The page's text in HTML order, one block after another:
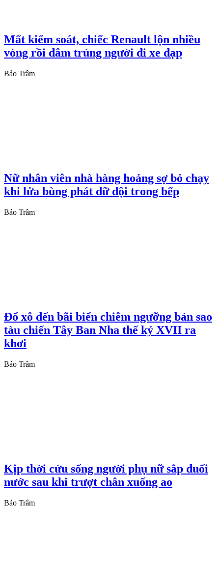
Mất kiểm soát, chiếc Renault lộn nhiều
vòng rồi đâm trúng người đi xe đạp
Bảo Trâm
Nữ nhân viên nhà hàng hoảng sợ bỏ chạy
khi lửa bùng phát dữ dội trong bếp
Bảo Trâm
Đổ xô đến bãi biển chiêm ngưỡng bản sao
tàu chiến Tây Ban Nha thế kỷ XVII ra
khơi
Bảo Trâm
Kịp thời cứu sống người phụ nữ sắp đuối
nước sau khi trượt chân xuống ao
Bảo Trâm